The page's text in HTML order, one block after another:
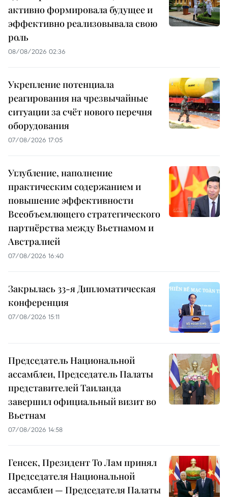
активно формировала будущее и
эффективно реализовывала свою
роль
08/08/2026 02:36
Укрепление потенциала
реагирования на чрезвычайные
ситуации за счёт нового перечня
оборудования
07/08/2026 17:05
Углубление, наполнение
практическим содержанием и
повышение эффективности
Всеобъемлющего стратегического
партнёрства между Вьетнамом и
Австралией
07/08/2026 16:40
Закрылась 33-я Дипломатическая
конференция
07/08/2026 15:11
Председатель Национальной
ассамблеи, Председатель Палаты
представителей Таиланда
завершил официальный визит во
Вьетнам
07/08/2026 14:58
Генсек, Президент То Лам принял
Председателя Национальной
ассамблеи — Председателя Палаты